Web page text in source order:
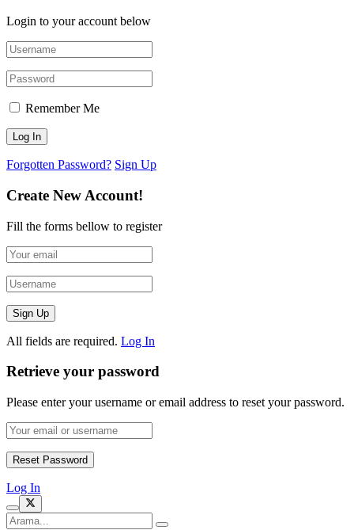
Login to your account below
Remember Me
Forgotten Password? Sign Up
Create New Account!
Fill the forms bellow to register
All fields are required. Log In
Retrieve your password
Please enter your username or email address to reset your password.
Log In